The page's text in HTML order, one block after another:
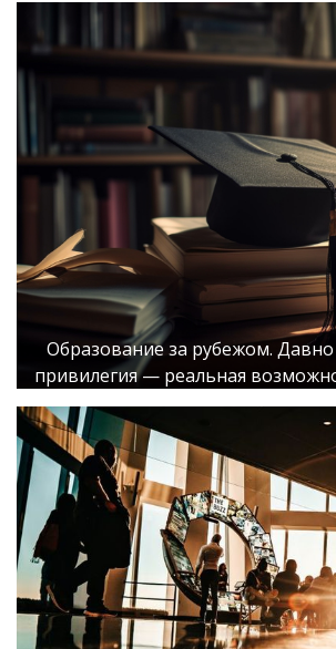
Образование за рубежом.
привилегия — реальная